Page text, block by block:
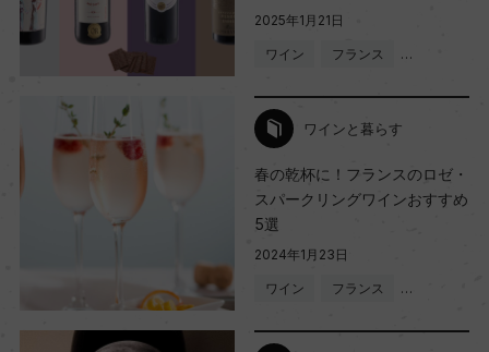
2025年1月21日
ワイン フランス …
ワインと暮らす
春の乾杯に！フランスのロゼ・
スパークリングワインおすすめ
5選
2024年1月23日
ワイン フランス …